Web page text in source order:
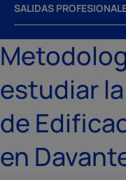
SALIDAS
estudiar
de
en